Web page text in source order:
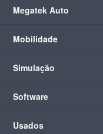
Megatek Auto
Mobilidade
Simulação
Software
Usados